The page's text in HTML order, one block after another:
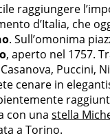
raggiungere
d’Italia, che
. Sull’omonima
, aperto nel 1757.
Puccini,
cenare in
con una stella
a Torino.